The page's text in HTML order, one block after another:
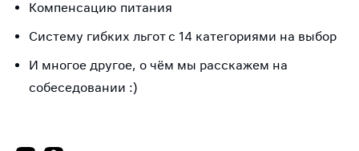
Компенсацию питания
Систему гибких льгот с 14 категориями на выбор
И многое другое, о чём мы расскажем на
собеседовании :)